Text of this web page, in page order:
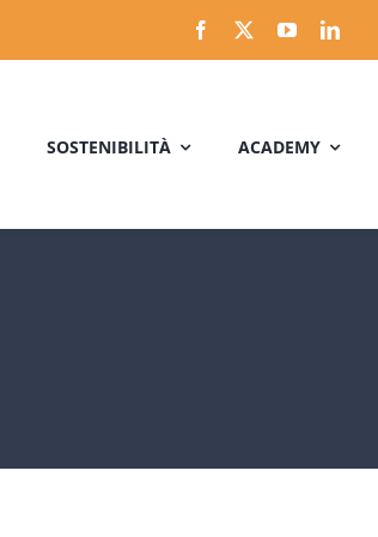
SOSTENIBILITÀ ACADEMY